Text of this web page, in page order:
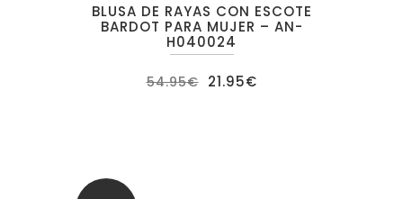
BLUSA DE RAYAS CON ESCOTE
BARDOT PARA MUJER – AN-
H040024
54.95€ El
precio
21.95€El